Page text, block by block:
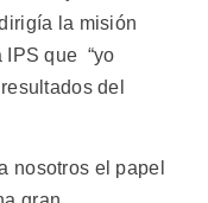
la misión
IPS que “yo
del
nosotros el papel